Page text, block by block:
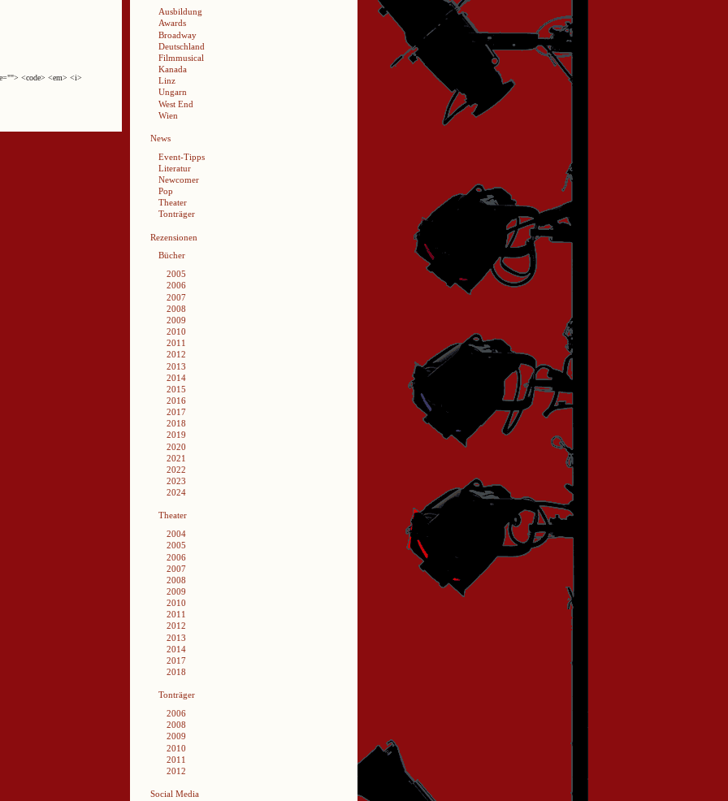
<code> <em> <i>
Ausbildung
Awards
Broadway
Deutschland
Filmmusical
Kanada
Linz
Ungarn
West End
Wien
News
Event-Tipps
Literatur
Newcomer
Pop
Theater
Tonträger
Rezensionen
Bücher
2005
2006
2007
2008
2009
2010
2011
2012
2013
2014
2015
2016
2017
2018
2019
2020
2021
2022
2023
2024
Theater
2004
2005
2006
2007
2008
2009
2010
2011
2012
2013
2014
2017
2018
Tonträger
2006
2008
2009
2010
2011
2012
Social Media